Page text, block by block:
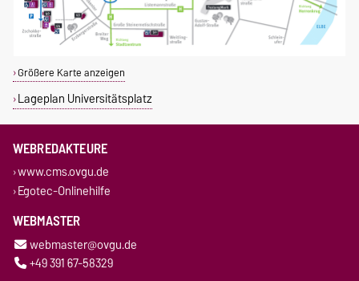
Größere Karte anzeigen
Lageplan Universitätsplatz
WEBREDAKTEURE
www.cms.ovgu.de
Egotec-Onlinehilfe
WEBMASTER
webmaster@ovgu.de
+49 391 67-58329